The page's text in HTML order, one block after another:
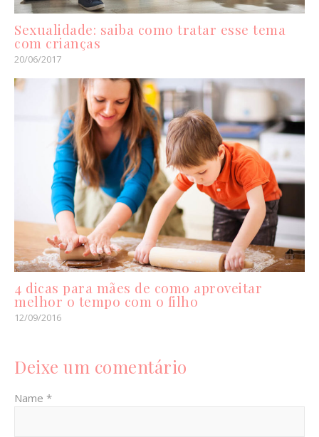
Sexualidade: saiba como tratar esse tema
com crianças
20/06/2017
4 dicas para mães de como aproveitar
melhor o tempo com o filho
12/09/2016
Deixe um comentário
Name *